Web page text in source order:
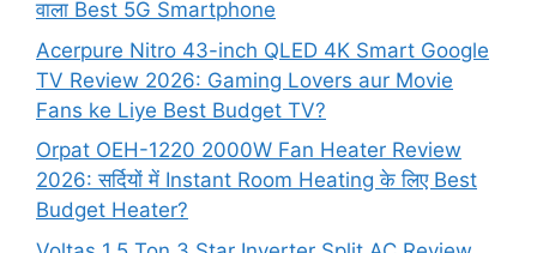
वाला Best 5G Smartphone
Acerpure Nitro 43-inch QLED 4K Smart Google
TV Review 2026: Gaming Lovers aur Movie
Fans ke Liye Best Budget TV?
Orpat OEH-1220 2000W Fan Heater Review
2026: सर्दियों में Instant Room Heating के लिए Best
Budget Heater?